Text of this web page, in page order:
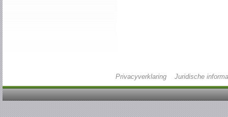
Privacyverklaring Juridische